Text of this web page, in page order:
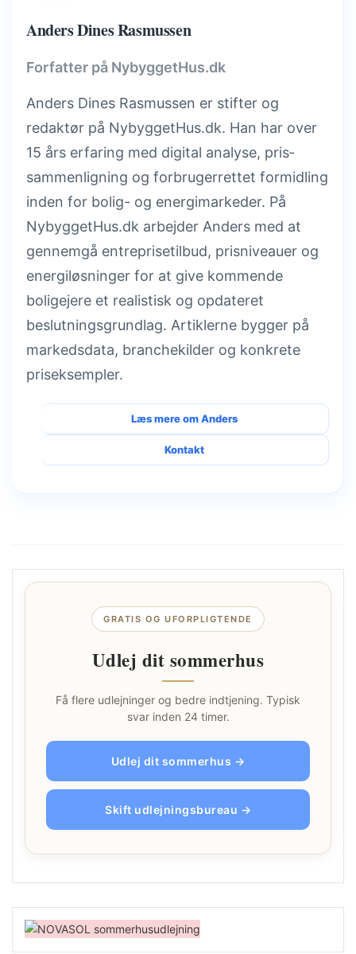
Anders Dines Rasmussen
Forfatter på NybyggetHus.dk
Anders Dines Rasmussen er stifter og
redaktør på NybyggetHus.dk. Han har over
15 års erfaring med digital analyse, pris­
sammenligning og forbrugerrettet formidling
inden for bolig- og energimarkeder. På
NybyggetHus.dk arbejder Anders med at
gennemgå entreprisetilbud, prisniveauer og
energiløsninger for at give kommende
boligejere et realistisk og opdateret
beslutningsgrundlag. Artiklerne bygger på
markedsdata, branchekilder og konkrete
priseksempler.
Læs mere om Anders
Kontakt
GRATIS OG UFORPLIGTENDE
Udlej dit sommerhus
Få flere udlejninger og bedre indtjening. Typisk
svar inden 24 timer.
Udlej dit sommerhus →
Skift udlejningsbureau →